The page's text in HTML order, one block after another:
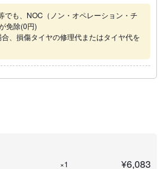
でも、NOC（ノン・オペレーション・チ
免除(0円)
、損傷タイヤの修理代またはタイヤ代を
×1 ¥6,083